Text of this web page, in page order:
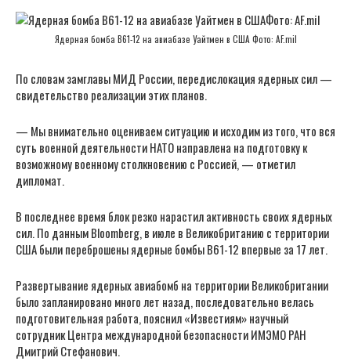
Ядерная бомба B61-12 на авиабазе Уайтмен в США Фото: AF.mil
По словам замглавы МИД России, передислокация ядерных сил —
свидетельство реализации этих планов.
— Мы внимательно оцениваем ситуацию и исходим из того, что вся
суть военной деятельности НАТО направлена на подготовку к
возможному военному столкновению с Россией, — отметил
дипломат.
В последнее время блок резко нарастил активность своих ядерных
сил. По данным Bloomberg, в июле в Великобританию с территории
США были переброшены ядерные бомбы B61-12 впервые за 17 лет.
Развертывание ядерных авиабомб на территории Великобритании
было запланировано много лет назад, последовательно велась
подготовительная работа, пояснил «Известиям» научный
сотрудник Центра международной безопасности ИМЭМО РАН
Дмитрий Стефанович.